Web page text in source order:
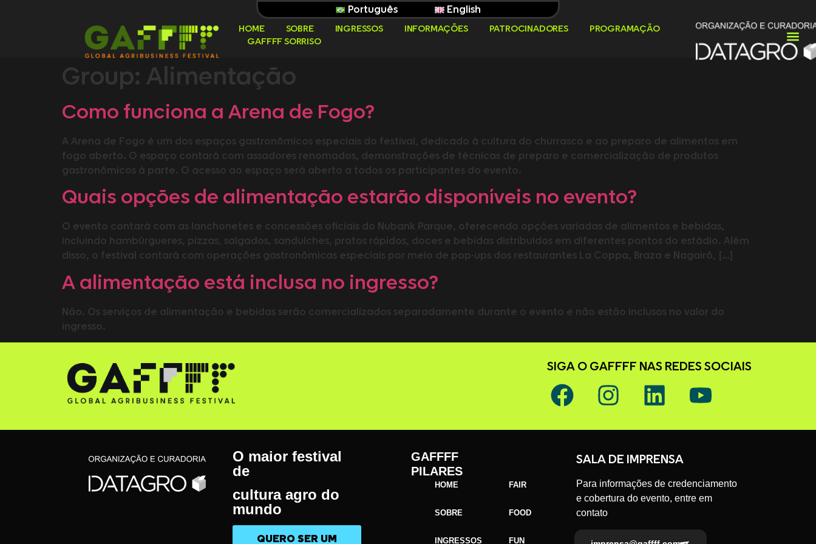
Português English
HOME SOBRE INGRESSOS INFORMAÇÕES PATROCINADORES
PROGRAMAÇÃO
GAFFFF SORRISO
Group: Alimentação
Como funciona a Arena de Fogo?
A Arena de Fogo é um dos espaços gastronômicos especiais do festival, dedicado à cultura do churrasco e ao preparo de alimentos em
fogo aberto. O espaço contará com assadores renomados, demonstrações de técnicas de preparo e comercialização de produtos
gastronômicos à parte. O acesso ao espaço será aberto a todos os participantes do evento.
Quais opções de alimentação estarão disponíveis no evento?
O evento contará com as lanchonetes e concessões oficiais do Nubank Parque, oferecendo opções variadas de alimentos e bebidas,
incluindo hambúrgueres, pizzas, salgados, sanduíches, pratos rápidos, doces e bebidas distribuídos em diferentes pontos do estádio. Além
disso, o festival contará com operações gastronômicas especiais por meio de pop-ups dos restaurantes La Coppa, Braza e Nagairô, […]
A alimentação está inclusa no ingresso?
Não. Os serviços de alimentação e bebidas serão comercializados separadamente durante o evento e não estão inclusos no valor do
ingresso.
SIGA O GAFFFF NAS REDES SOCIAIS
O maior festival
de
cultura agro do
mundo
QUERO SER UM
GAFFFF
PILARES
HOME
SOBRE
INGRESSOS
FAIR
FOOD
FUN
SALA DE IMPRENSA
Para informações de credenciamento
e cobertura do evento, entre em
contato